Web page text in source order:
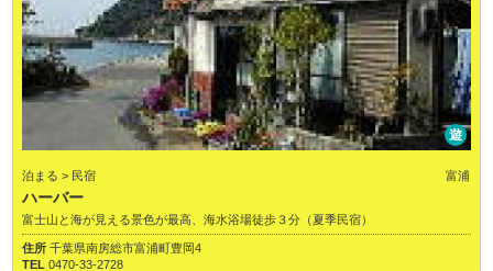
遊
泊まる > 民宿 富浦
ハーバー
富士山と海が見える景色が最高、海水浴場徒歩３分（夏季民宿）
住所千葉県南房総市富浦町豊岡4
TEL0470-33-2728